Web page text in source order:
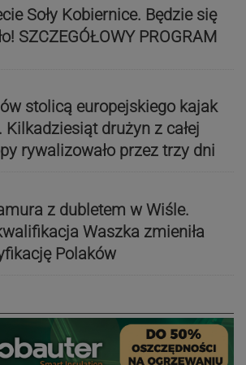
Soły Kobiernice. Będzie się
SZCZEGÓŁOWY PROGRAM
stolicą europejskiego kajak
Kilkadziesiąt drużyn z całej
rywalizowało przez trzy dni
z dubletem w Wiśle.
Waszka zmieniła
Polaków